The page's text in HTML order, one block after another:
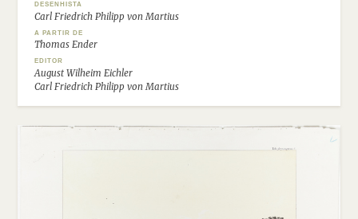
DESENHISTA
Carl Friedrich Philipp von Martius
A PARTIR DE
Thomas Ender
EDITOR
August Wilheim Eichler
Carl Friedrich Philipp von Martius